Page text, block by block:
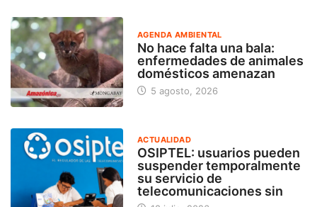
AGENDA AMBIENTAL
No hace falta una bala:
enfermedades de animales
domésticos amenazan
5 agosto, 2026
ACTUALIDAD
OSIPTEL: usuarios pueden
suspender temporalmente
su servicio de
telecomunicaciones sin